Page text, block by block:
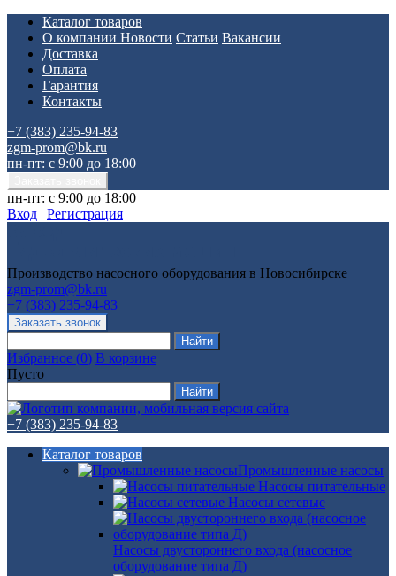
Каталог товаров
О компании Новости Статьи Вакансии
Доставка
Оплата
Гарантия
Контакты
+7 (383) 235-94-83
zgm-prom@bk.ru
пн-пт: с 9:00 до 18:00
пн-пт: с 9:00 до 18:00
Вход | Регистрация
Производство насосного оборудования в Новосибирске
zgm-prom@bk.ru
+7 (383) 235-94-83
Избранное (0) В корзине
Пусто
+7 (383) 235-94-83
Каталог товаров
Промышленные насосы
Насосы питательные
Насосы сетевые
Насосы двустороннего входа (насосное
оборудование типа Д)